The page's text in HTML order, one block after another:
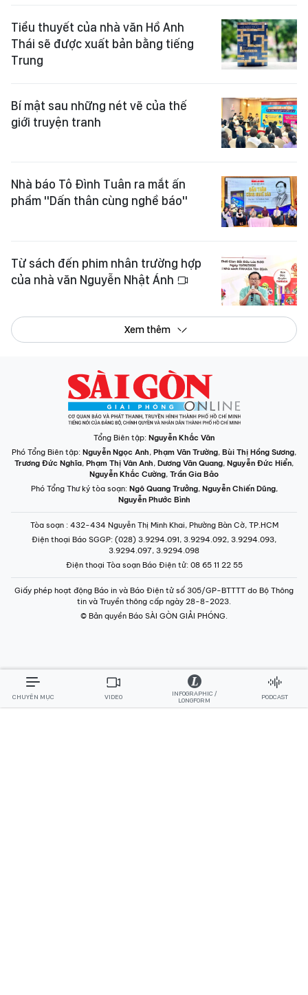
Tiểu thuyết của nhà văn Hồ Anh
Thái sẽ được xuất bản bằng tiếng
Trung
Bí mật sau những nét vẽ của thế
giới truyện tranh
Nhà báo Tô Đình Tuân ra mắt ấn
phẩm "Dấn thân cùng nghề báo"
Từ sách đến phim nhân trường hợp
của nhà văn Nguyễn Nhật Ánh
Xem thêm
Tổng Biên tập: Nguyễn Khắc Văn
Phó Tổng Biên tập: Nguyễn Ngọc Anh, Phạm Văn Trường, Bùi Thị Hồng Sương,
Trương Đức Nghĩa, Phạm Thị Vân Anh, Dương Văn Quang, Nguyễn Đức Hiển,
Nguyễn Khắc Cường, Trần Gia Bảo
Phó Tổng Thư ký tòa soạn: Ngô Quang Trưởng, Nguyễn Chiến Dũng,
Nguyễn Phước Bình
Tòa soạn : 432-434 Nguyễn Thị Minh Khai, Phường Bàn Cờ, TP.HCM
Điện thoại Báo SGGP: (028) 3.9294.091, 3.9294.092, 3.9294.093,
3.9294.097, 3.9294.098
Điện thoại Tòa soạn Báo Điện tử: 08 65 11 22 55
Giấy phép hoạt động Báo in và Báo Điện tử số 305/GP-BTTTT do Bộ Thông
tin và Truyền thông cấp ngày 28-8-2023.
© Bản quyền Báo SÀI GÒN GIẢI PHÓNG.
CHUYÊN MỤC VIDEO
INFOGRAPHIC /
LONGFORM
PODCAST